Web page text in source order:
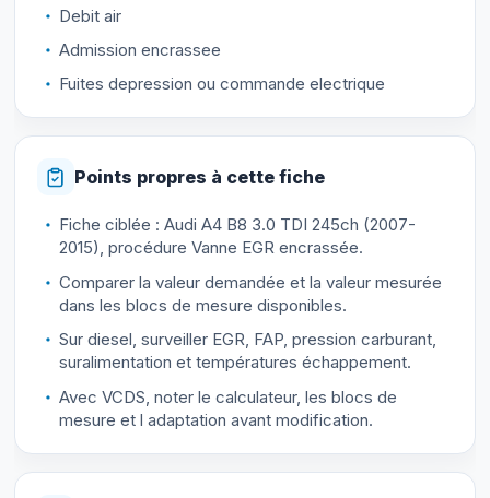
Debit air
Admission encrassee
Fuites depression ou commande electrique
Points propres à cette fiche
Fiche ciblée : Audi A4 B8 3.0 TDI 245ch (2007-
2015), procédure Vanne EGR encrassée.
Comparer la valeur demandée et la valeur mesurée
dans les blocs de mesure disponibles.
Sur diesel, surveiller EGR, FAP, pression carburant,
suralimentation et températures échappement.
Avec VCDS, noter le calculateur, les blocs de
mesure et l adaptation avant modification.